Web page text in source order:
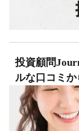
投資顧問
ルな口コミ